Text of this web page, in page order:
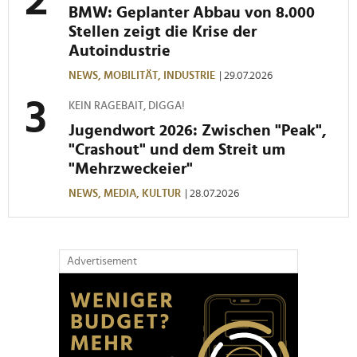
BMW: Geplanter Abbau von 8.000
Stellen zeigt die Krise der
Autoindustrie
NEWS, MOBILITÄT, INDUSTRIE | 29.07.2026
KEIN RAGEBAIT, DIGGA!
Jugendwort 2026: Zwischen "Peak",
"Crashout" und dem Streit um
"Mehrzweckeier"
NEWS, MEDIA, KULTUR | 28.07.2026
Advertisement